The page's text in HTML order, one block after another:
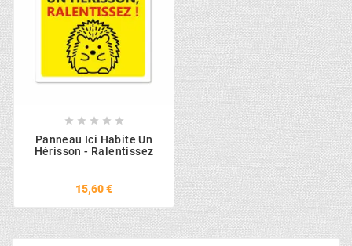
    
Panneau Ici Habite Un
Hérisson - Ralentissez
15,60 €